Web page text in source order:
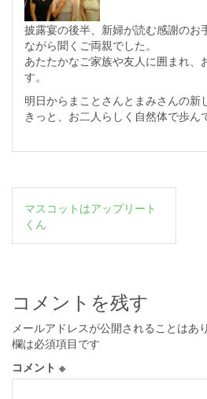
披露宴の後半、新婦が読む感謝のお
ながら聞くご両親でした。
あたたかなご家族や友人に囲まれ、
す。
明日からまことさんとまみさんの新
きっと、お二人らしく自然体で歩ん
投
稿
ナ
ゲ
ー
シ
ョ
マスコットはアップリート
くん
コメントを残す
メールアドレスが公開されることはあ
欄は必須項目です
コメント ※